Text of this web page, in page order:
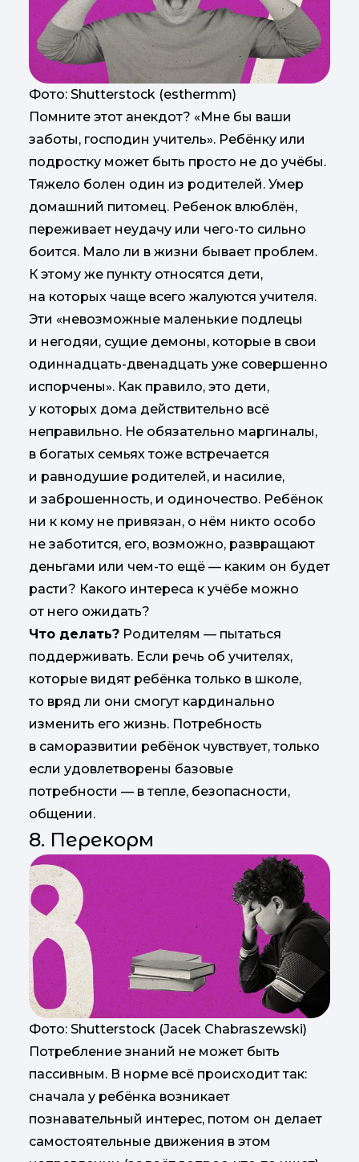
Фото: Shutterstock (esthermm)
Помните этот анекдот? «Мне бы ваши
заботы, господин учитель». Ребёнку или
подростку может быть просто не до учёбы.
Тяжело болен один из родителей. Умер
домашний питомец. Ребенок влюблён,
переживает неудачу или чего-то сильно
боится. Мало ли в жизни бывает проблем.
К этому же пункту относятся дети,
на которых чаще всего жалуются учителя.
Эти «невозможные маленькие подлецы
и негодяи, сущие демоны, которые в свои
одиннадцать-двенадцать уже совершенно
испорчены». Как правило, это дети,
у которых дома действительно всё
неправильно. Не обязательно маргиналы,
в богатых семьях тоже встречается
и равнодушие родителей, и насилие,
и заброшенность, и одиночество. Ребёнок
ни к кому не привязан, о нём никто особо
не заботится, его, возможно, развращают
деньгами или чем-то ещё — каким он будет
расти? Какого интереса к учёбе можно
от него ожидать?
Что делать? Родителям — пытаться
поддерживать. Если речь об учителях,
которые видят ребёнка только в школе,
то вряд ли они смогут кардинально
изменить его жизнь. Потребность
в саморазвитии ребёнок чувствует, только
если удовлетворены базовые
потребности — в тепле, безопасности,
общении.
8. Перекорм
Фото: Shutterstock (Jacek Chabraszewski)
Потребление знаний не может быть
пассивным. В норме всё происходит так:
сначала у ребёнка возникает
познавательный интерес, потом он делает
самостоятельные движения в этом